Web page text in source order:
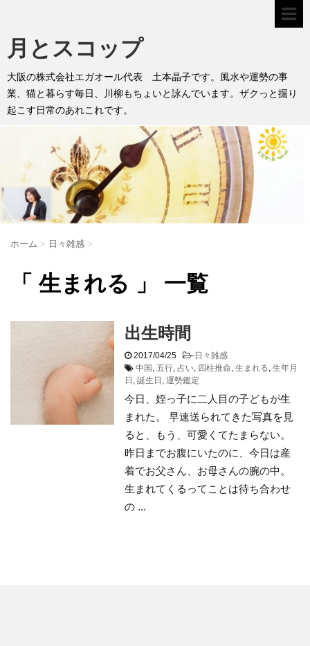
月とスコップ
大阪の株式会社エガオール代表 土本晶子です。風水や運勢の事
業、猫と暮らす毎日、川柳もちょいと詠んでいます。ザクっと掘り
起こす日常のあれこれです。
ホーム > 日々雑感 >
「 生まれる 」 一覧
出生時間
2017/04/25 -日々雑感
中国 , 五行, 占い, 四柱推命, 生まれる, 生年月
日 , 誕生日 , 運勢鑑定
今日、姪っ子に二人目の子どもが生
まれた。 早速送られてきた写真を見
ると、もう、可愛くてたまらない。
昨日までお腹にいたのに、今日は産
着でお父さん、お母さんの腕の中。
生まれてくるってことは待ち合わせ
の ...